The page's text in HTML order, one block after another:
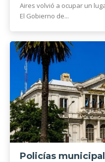
Aires volvió a ocupar un
El Gobierno de...
Policías